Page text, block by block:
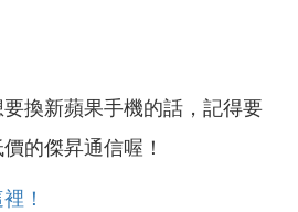
換新蘋果手機的話，記得要
的傑昇通信喔！
！